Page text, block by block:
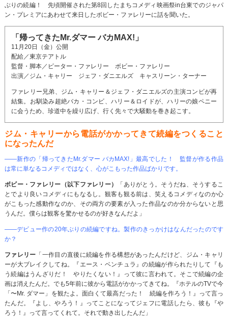
ぶりの続編！ 先頃開催された第8回したまちコメディ映画祭in台東でのジャパ
ン・プレミアにあわせて来日したボビー・ファレリーに話を聞いた。
「帰ってきたMr.ダマー バカMAX!」
11月20日（金）公開
配給／東京テアトル
監督・脚本／ピーター・ファレリー ボビー・ファレリー
出演／ジム・キャリー ジェフ・ダニエルズ キャスリーン・ターナー
ファレリー兄弟、ジム・キャリー＆ジェフ・ダニエルズの主演コンビが再
結集。お馴染み超絶バカ・コンビ、ハリー＆ロイドが、ハリーの娘ペニー
に会うため、珍道中を繰り広げ、行く先々で大騒動を巻き起こす。
ジム・キャリーから電話がかかってきて続編をつくること
になったんだ
――新作の「帰ってきたMr.ダマー バカMAX!」最高でした！ 監督が作る作品
は常に単なるコメディではなく、心がこもった作品ばかりです。
ボビー・ファレリー（以下ファレリー）
「ありがとう。そうだね、そうするこ
とでより良いコメディにもなるし。観客も観る前は、笑えるコメディなのか心
がこもった感動作なのか、その両方の要素が入った作品なのか分からないと思
うんだ。僕らは観客を驚かせるのが好きなんだよ」
――デビュー作の20年ぶりの続編ですね。製作のきっかけはなんだったのです
か？
ファレリー 「一作目の直後に続編を作る構想があったんだけど、ジム・キャリ
ーが大ブレイクしてね。『エース・ベンチュラ』の続編が作られたりして『も
う続編はうんざりだ！ やりたくない！』って彼に言われて。そこで続編の企
画は消えたんだ。でも5年前に彼から電話がかかってきてね。『ホテルのTVで今
「〜Mr. ダマー」を観たよ。面白くて最高だった！ 続編を作ろう！』って言っ
たんだ。『よし、やろう！』ってことになってジェフに電話したら、彼も『や
ろう！』って言ってくれて。それで動き出したんだ」